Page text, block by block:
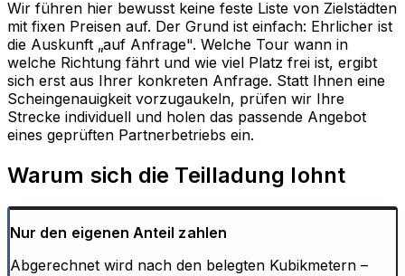
Wir führen hier bewusst keine feste Liste von Zielstädten
mit fixen Preisen auf. Der Grund ist einfach: Ehrlicher ist
die Auskunft „auf Anfrage". Welche Tour wann in
welche Richtung fährt und wie viel Platz frei ist, ergibt
sich erst aus Ihrer konkreten Anfrage. Statt Ihnen eine
Scheingenauigkeit vorzugaukeln, prüfen wir Ihre
Strecke individuell und holen das passende Angebot
eines geprüften Partnerbetriebs ein.
Warum sich die Teilladung lohnt
Nur den eigenen Anteil zahlen
Abgerechnet wird nach den belegten Kubikmetern –